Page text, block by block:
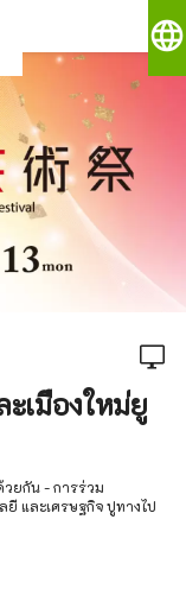
language
เมืองใหม่ยู
ยกัน - การร่วม
และเศรษฐกิจ ปูทางไป